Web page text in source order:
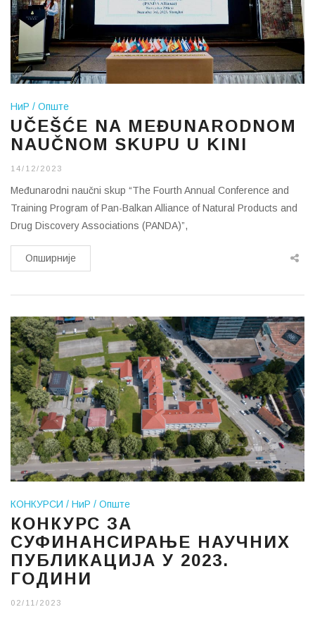
НиР Опште
UČEŠĆE NA MEĐUNARODNOM
NAUČNOM SKUPU U KINI
14/12/2023
Međunarodni naučni skup “The Fourth Annual Conference and
Training Program of Pan-Balkan Alliance of Natural Products and
Drug Discovery Associations (PANDA)”,
Опширније
КОНКУРСИ НиР Опште
КОНКУРС ЗА
СУФИНАНСИРАЊЕ НАУЧНИХ
ПУБЛИКАЦИЈА У 2023.
ГОДИНИ
02/11/2023